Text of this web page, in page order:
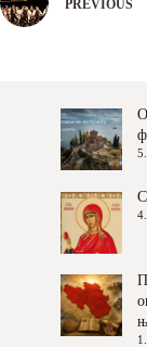
PREVIOUS